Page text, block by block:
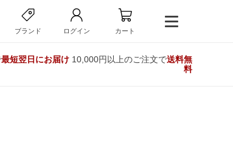
ブランド ログイン カート
最短翌日にお届け10,000円以上のご注文で送料無
料